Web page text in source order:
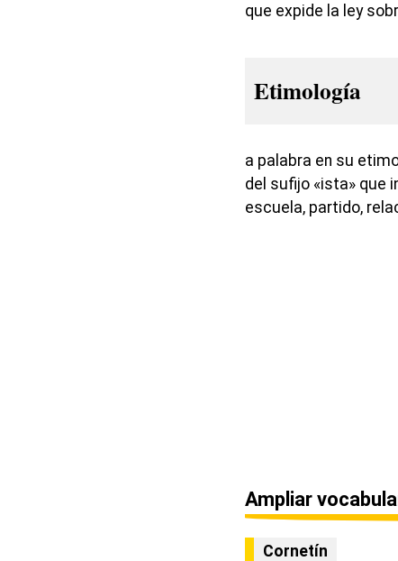
que expide la ley
Etimología
a palabra en su
del sufijo «ista» que
escuela, partido,
Ampliar
Cornetín